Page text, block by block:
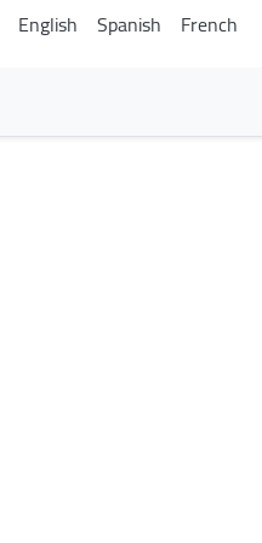
English Spanish French